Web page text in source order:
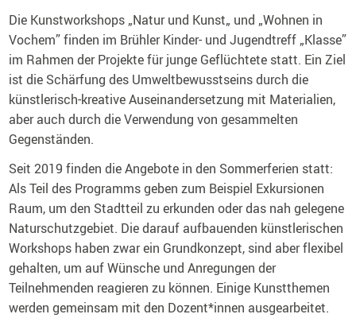
Die Kunstworkshops „Natur und Kunst„ und „Wohnen in
Vochem” finden im Brühler Kinder- und Jugendtreff „Klasse”
im Rahmen der Projekte für junge Geflüchtete statt. Ein Ziel
ist die Schärfung des Umweltbewusstseins durch die
künstlerisch-kreative Auseinandersetzung mit Materialien,
aber auch durch die Verwendung von gesammelten
Gegenständen.
Seit 2019 finden die Angebote in den Sommerferien statt:
Als Teil des Programms geben zum Beispiel Exkursionen
Raum, um den Stadtteil zu erkunden oder das nah gelegene
Naturschutzgebiet. Die darauf aufbauenden künstlerischen
Workshops haben zwar ein Grundkonzept, sind aber flexibel
gehalten, um auf Wünsche und Anregungen der
Teilnehmenden reagieren zu können. Einige Kunstthemen
werden gemeinsam mit den Dozent*innen ausgearbeitet.